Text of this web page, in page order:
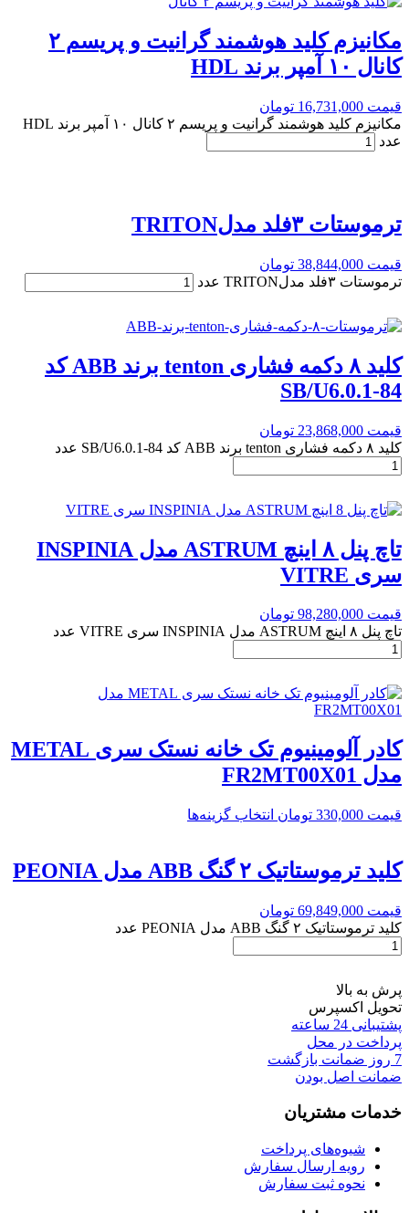
مکانیزم کلید هوشمند گرانیت و پریسم ۲
کانال ۱۰ آمپر برند HDL
قیمت 16,731,000 تومان
مکانیزم کلید هوشمند گرانیت و پریسم ۲ کانال ۱۰ آمپر برند HDL
عدد
ترموستات ۳فلد مدلTRITON
قیمت 38,844,000 تومان
ترموستات ۳فلد مدلTRITON عدد
کلید ۸ دکمه فشاری tenton برند ABB کد
SB/U6.0.1-84
قیمت 23,868,000 تومان
کلید ۸ دکمه فشاری tenton برند ABB کد SB/U6.0.1-84 عدد
تاچ پنل ۸ اینچ ASTRUM مدل INSPINIA
سری VITRE
قیمت 98,280,000 تومان
تاچ پنل ۸ اینچ ASTRUM مدل INSPINIA سری VITRE عدد
کادر آلومینیوم تک خانه نستک سری METAL
مدل FR2MT00X01
قیمت 330,000 تومان انتخاب گزینه‌ها
کلید ترموستاتیک ۲ گنگ ABB مدل PEONIA
قیمت 69,849,000 تومان
کلید ترموستاتیک ۲ گنگ ABB مدل PEONIA عدد
پرش به بالا
تحویل اکسپرس
پشتیبانی 24 ساعته
پرداخت در محل
7 روز ضمانت بازگشت
ضمانت اصل بودن
خدمات مشتریان
شیوه‌های پرداخت
رویه ارسال سفارش
نحوه ثبت سفارش